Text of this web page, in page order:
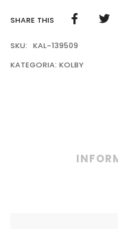
SHARE THIS
SKU: KAL-139509
KATEGORIA: KOLBY